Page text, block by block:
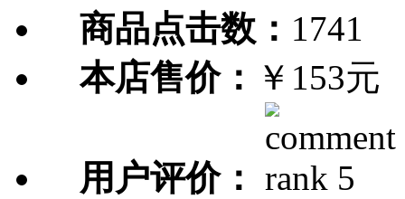
商品点击数： 1741
本店售价： ￥153元
用户评价：